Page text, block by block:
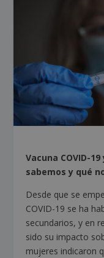
Vacuna COVID-
sabemos y qué
Desde que se
COVID-19 se ha
secundarios, y en
sido su impacto
mujeres indicaron